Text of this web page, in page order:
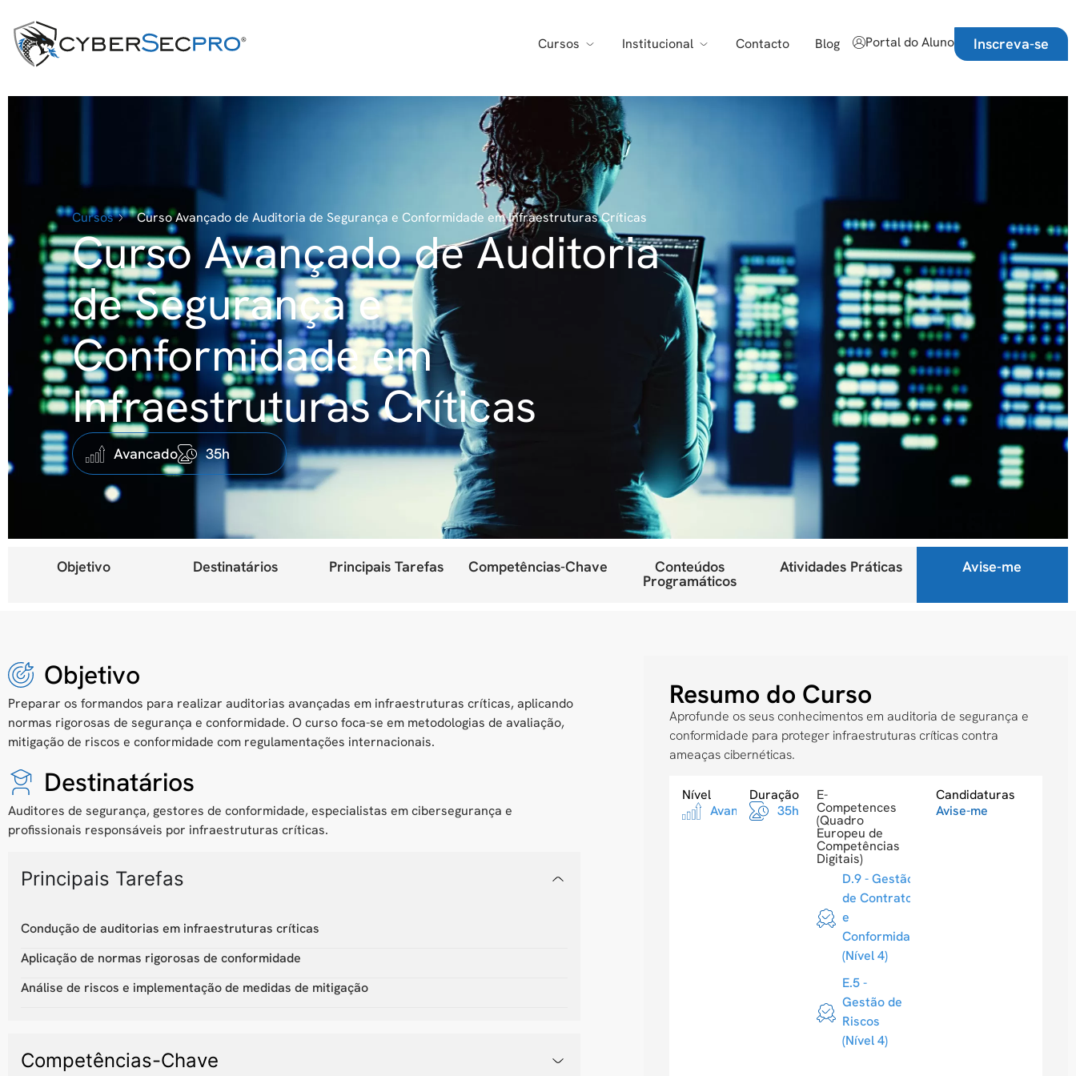
Cursos Institucional Contacto Blog Portal do Aluno Inscreva-se
Cursos Curso Avançado de Auditoria de Segurança e Conformidade em Infraestruturas Críticas
Curso Avançado de Auditoria
de Segurança e
Conformidade em
Infraestruturas Críticas
Avancado 35h
Objetivo Destinatários Principais Tarefas Competências-Chave Conteúdos
Programáticos
Atividades Práticas Avise-me
Objetivo
Preparar os formandos para realizar auditorias avançadas em infraestruturas críticas, aplicando
normas rigorosas de segurança e conformidade. O curso foca-se em metodologias de avaliação,
mitigação de riscos e conformidade com regulamentações internacionais.
Destinatários
Auditores de segurança, gestores de conformidade, especialistas em cibersegurança e
profissionais responsáveis por infraestruturas críticas.
Principais Tarefas
Condução de auditorias em infraestruturas críticas
Aplicação de normas rigorosas de conformidade
Análise de riscos e implementação de medidas de mitigação
Competências-Chave
Resumo do Curso
Aprofunde os seus conhecimentos em auditoria de segurança e
conformidade para proteger infraestruturas críticas contra
ameaças cibernéticas.
Nível
Avancado
Duração
35h
E-
Competences
(Quadro
Europeu de
Competências
Digitais)
D.9 - Gestão
de Contratos
e
Conformidade
(Nível 4)
E.5 -
Gestão de
Riscos
(Nível 4)
Candidaturas
Avise-me